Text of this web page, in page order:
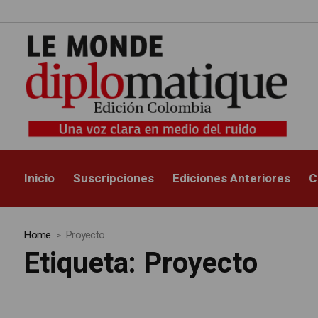
Inicio Suscripciones Ediciones Anteriores
Home Proyecto
Etiqueta: Proyecto